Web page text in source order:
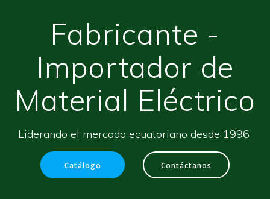
Fabricante -
Importador de
Material Eléctrico
Liderando el mercado ecuatoriano desde 1996
Catálogo Contáctanos